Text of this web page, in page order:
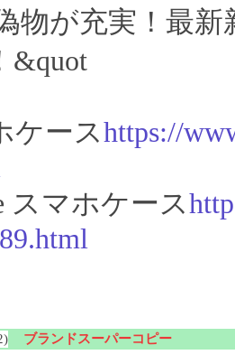
物が充実！最新
&quot
ケースhttps://
スマホケース
ブランドスーパーコピー